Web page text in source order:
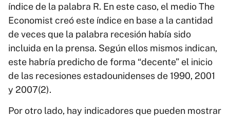
índice de la palabra R. En este caso, el medio The
Economist creó este índice en base a la cantidad
de veces que la palabra recesión había sido
incluida en la prensa. Según ellos mismos indican,
este habría predicho de forma “decente” el inicio
de las recesiones estadounidenses de 1990, 2001
y 2007(2).
Por otro lado, hay indicadores que pueden mostrar